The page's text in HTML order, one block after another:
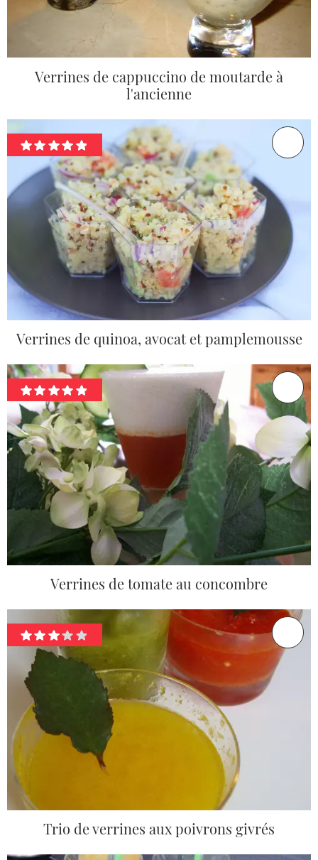
Verrines de cappuccino de moutarde à
l'ancienne
Verrines de quinoa, avocat et pamplemousse
Verrines de tomate au concombre
Trio de verrines aux poivrons givrés